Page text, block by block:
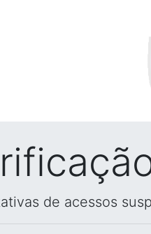
de acessos